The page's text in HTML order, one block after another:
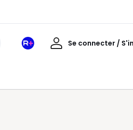
Mon
Se connecter /
Mon